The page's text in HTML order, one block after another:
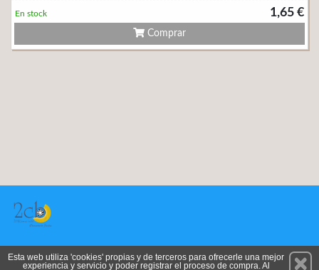
1,65 €
En stock
Comprar
Suscríbete
Esta web utiliza 'cookies' propias y de terceros para ofrecerle una mejor
experiencia y servicio y poder registrar el proceso de compra. Al